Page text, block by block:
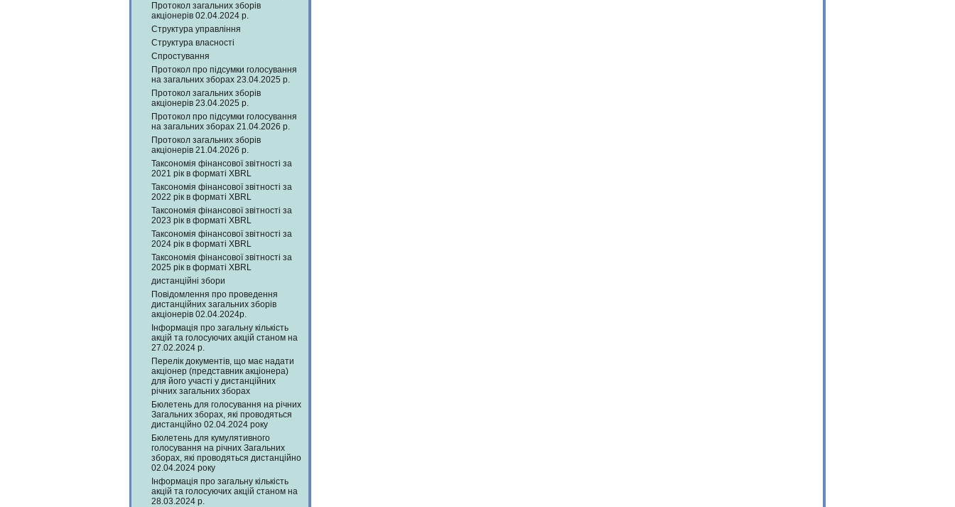
Протокол загальних зборів
акціонерів 02.04.2024 р.
Структура управління
Структура власності
Спростування
Протокол про підсумки голосування
на загальних зборах 23.04.2025 р.
Протокол загальних зборів
акціонерів 23.04.2025 р.
Протокол про підсумки голосування
на загальних зборах 21.04.2026 р.
Протокол загальних зборів
акціонерів 21.04.2026 р.
Таксономія фінансової звітності за
2021 рік в форматі XBRL
Таксономія фінансової звітності за
2022 рік в форматі XBRL
Таксономія фінансової звітності за
2023 рік в форматі XBRL
Таксономія фінансової звітності за
2024 рік в форматі XBRL
Таксономія фінансової звітності за
2025 рік в форматі XBRL
дистанційні збори
Повідомлення про проведення
дистанційних загальних зборів
акціонерів 02.04.2024р.
Інформація про загальну кількість
акцій та голосуючих акцій станом на
27.02.2024 р.
Перелік документів, що має надати
акціонер (представник акціонера)
для його участі у дистанційних
річних загальних зборах
Бюлетень для голосування на річних
Загальних зборах, які проводяться
дистанційно 02.04.2024 року
Бюлетень для кумулятивного
голосування на річних Загальних
зборах, які проводяться дистанційно
02.04.2024 року
Інформація про загальну кількість
акцій та голосуючих акцій станом на
28.03.2024 р.